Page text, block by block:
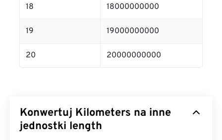
18 18000000000
19 19000000000
20 20000000000
Konwertuj Kilometers na inne
jednostki length